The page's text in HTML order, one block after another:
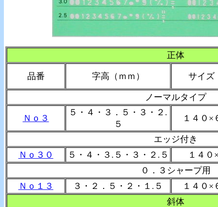
正体
品番 字高（ｍｍ） サイズ
ノーマルタイプ
Ｎｏ３
５・４・３．５・３・２.
５
１４０×
エッジ付き
Ｎｏ３０
５・４・３.５・３・２.５
１４０
０．３シャープ用
Ｎｏ１３
３・２．５・２・１.５
１４０×
斜体